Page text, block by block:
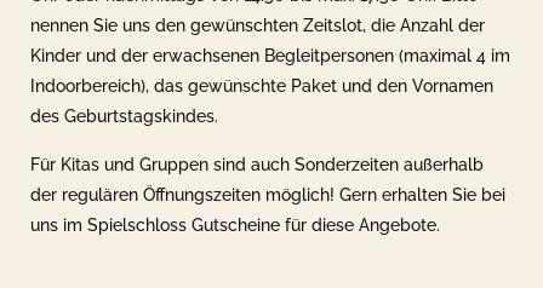
nennen Sie uns den gewünschten Zeitslot, die Anzahl der
Kinder und der erwachsenen Begleitpersonen (maximal 4 im
Indoorbereich), das gewünschte Paket und den Vornamen
des Geburtstagskindes.
Für Kitas und Gruppen sind auch Sonderzeiten außerhalb
der regulären Öffnungszeiten möglich! Gern erhalten Sie bei
uns im Spielschloss Gutscheine für diese Angebote.